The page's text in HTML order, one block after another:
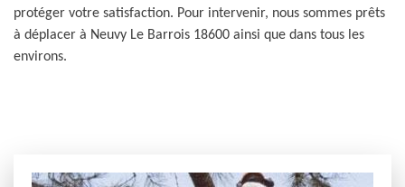
protéger votre satisfaction. Pour intervenir, nous sommes prêts
à déplacer à Neuvy Le Barrois 18600 ainsi que dans tous les
environs.